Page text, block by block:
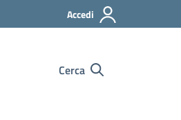
Accedi
Cerca